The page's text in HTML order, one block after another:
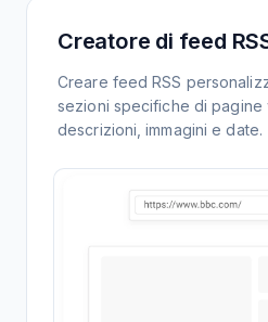
Creatore di feed
Creare feed RSS
sezioni specifiche di pagine
descrizioni, immagini e date.